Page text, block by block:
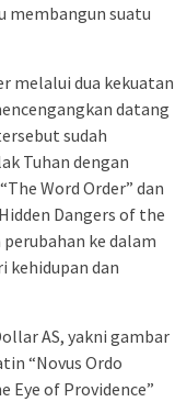
membangun suatu
melalui dua kekuatan
datang
sudah
Tuhan dengan
Word Order” dan
Dangers of the
ke dalam
kehidupan dan
AS, yakni gambar
“Novus Ordo
Eye of Providence”